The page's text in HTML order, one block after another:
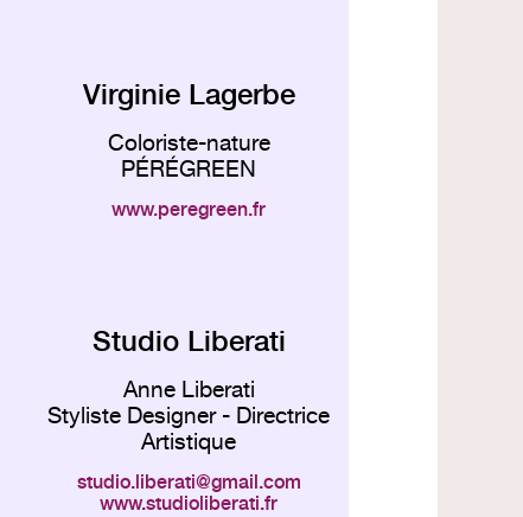
Virginie Lagerbe
Coloriste-nature
PÉRÉGREEN
www.peregreen.fr
Studio Liberati
Anne Liberati
Styliste Designer - Directrice
Artistique
studio.liberati
gmail.com
www.studioliberati.fr